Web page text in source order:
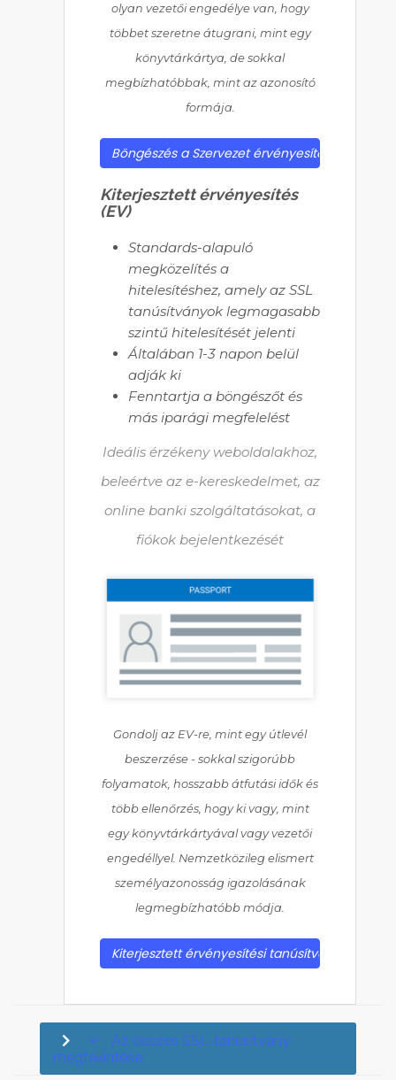
olyan vezetői engedélye van, hogy
többet szeretne átugrani, mint egy
könyvtárkártya, de sokkal
megbízhatóbbak, mint az azonosító
formája.
Böngészés a Szervezet érvényesítés
Kiterjesztett érvényesítés
(EV)
Standards-alapuló
megközelítés a
hitelesítéshez, amely az SSL
tanúsítványok legmagasabb
szintű hitelesítését jelenti
Általában 1-3 napon belül
adják ki
Fenntartja a böngészőt és
más iparági megfelelést
Ideális érzékeny weboldalakhoz,
beleértve az e-kereskedelmet, az
online banki szolgáltatásokat, a
fiókok bejelentkezését
Gondolj az EV-re, mint egy útlevél
beszerzése - sokkal szigorúbb
folyamatok, hosszabb átfutási idők és
több ellenőrzés, hogy ki vagy, mint
egy könyvtárkártyával vagy vezetői
engedéllyel. Nemzetközileg elismert
személyazonosság igazolásának
legmegbízhatóbb módja.
Kiterjesztett érvényesítési tanúsítványok
Az összes SSL-tanúsítvány
megtekintése